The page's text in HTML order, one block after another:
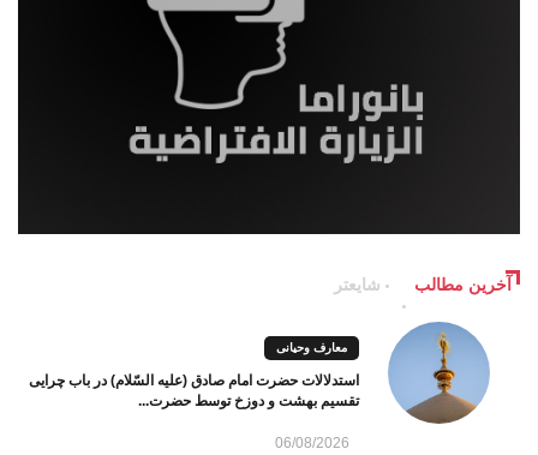
آخرین مطالب شایعتر
معارف وحیانی
استدلالات حضرت امام صادق (علیه السّلام) در باب چرایی
تقسیم بهشت و دوزخ توسط حضرت...
06/08/2026